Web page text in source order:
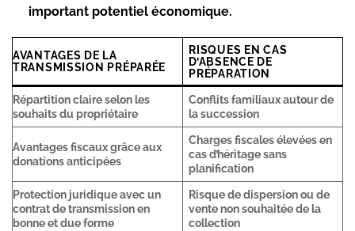
important potentiel économique.
AVANTAGES DE LA
TRANSMISSION PRÉPARÉE
RISQUES EN CAS
D’ABSENCE DE
PRÉPARATION
Répartition claire selon les
souhaits du propriétaire
Conflits familiaux autour de
la succession
Avantages fiscaux grâce aux
donations anticipées
Charges fiscales élevées en
cas d’héritage sans
planification
Protection juridique avec un
contrat de transmission en
bonne et due forme
Risque de dispersion ou de
vente non souhaitée de la
collection